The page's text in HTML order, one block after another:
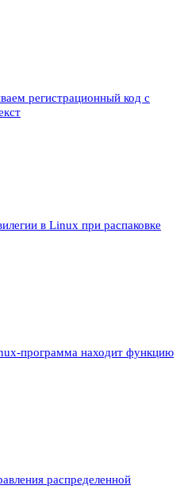
регистрационный код с
в Linux при распаковке
программа находит функцию
распределенной